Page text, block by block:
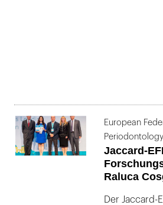
European
Periodontology
Jaccard-
Raluca
Der Jaccard-